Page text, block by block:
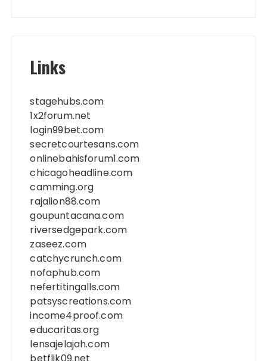
Links
stagehubs.com
1x2forum.net
login99bet.com
secretcourtesans.com
onlinebahisforum1.com
chicagoheadline.com
camming.org
rajalion88.com
goupuntacana.com
riversedgepark.com
zaseez.com
catchycrunch.com
nofaphub.com
nefertitingalls.com
patsyscreations.com
income4proof.com
educaritas.org
lensajelajah.com